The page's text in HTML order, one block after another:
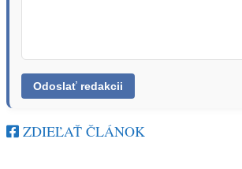
ZDIEĽAŤ ČLÁNOK